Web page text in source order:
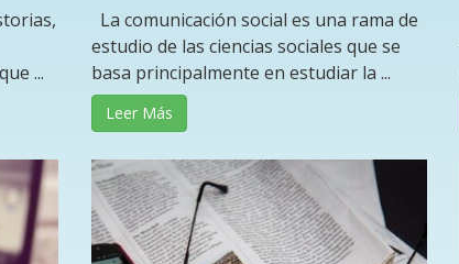
...
La comunicación social es una rama de
estudio de las ciencias sociales que se
basa principalmente en estudiar la ...
Leer Más